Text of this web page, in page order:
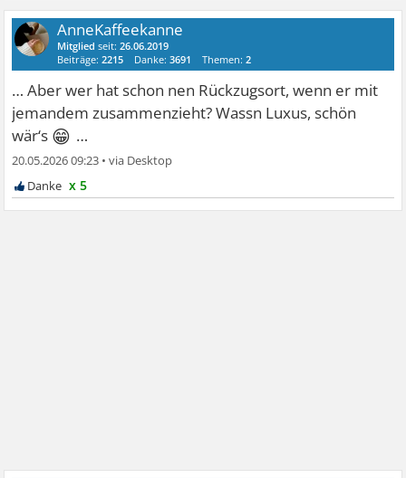
AnneKaffeekanne
Mitglied seit:26.06.2019
Beiträge:2215 Danke:3691 Themen:2
… Aber wer hat schon nen Rückzugsort, wenn er mit
jemandem zusammenzieht? Wassn Luxus, schön
wär‘s 😁 …
20.05.2026 09:23 •
x 5